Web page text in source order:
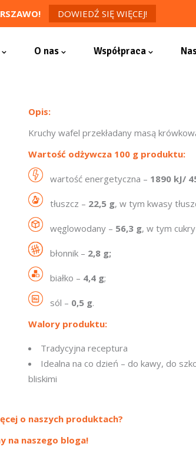
DOWIEDŹ SIĘ WIĘCEJ!
O nas Współpraca
Opis:
Kruchy wafel przekładany masą
Wartość odżywcza 100 g produktu:
wartość energetyczna – 1890 kJ/
tłuszcz – 22,5 g, w tym kwasy
węglowodany – 56,3 g, w tym
błonnik – 2,8 g;
białko – 4,4 g;
sól – 0,5 g.
Walory produktu:
Tradycyjna receptura
Idealna na co dzień – do kawy, do
bliskimi
o naszych produktach?
na naszego bloga!